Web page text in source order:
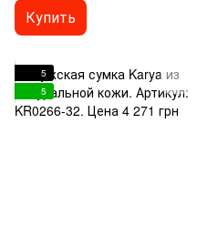
Купить
5
5